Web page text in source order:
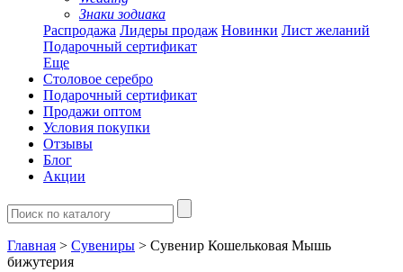
Знаки зодиака
Распродажа Лидеры продаж Новинки Лист желаний
Подарочный сертификат
Еще
Столовое серебро
Подарочный сертификат
Продажи оптом
Условия покупки
Отзывы
Блог
Акции
Главная > Сувениры > Сувенир Кошельковая Мышь
бижутерия